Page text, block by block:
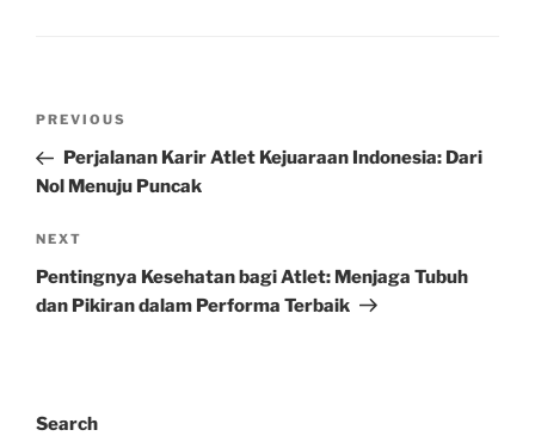
Previous
Post
PREVIOUS
Perjalanan Karir Atlet Kejuaraan Indonesia: Dari
Nol Menuju Puncak
Next
Post
NEXT
Pentingnya Kesehatan bagi Atlet: Menjaga Tubuh
dan Pikiran dalam Performa Terbaik
Search